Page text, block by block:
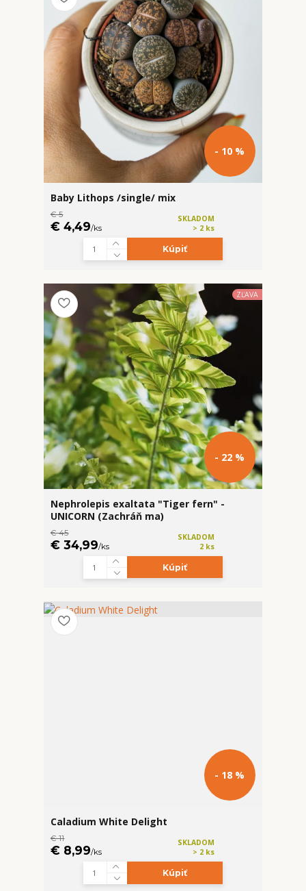
- 10 %
Baby Lithops /single/ mix
€ 5
€ 4,49/ks
SKLADOM
> 2 ks
Kúpiť
ZĽAVA
- 22 %
Nephrolepis exaltata "Tiger fern" -
UNICORN (Zachráň ma)
€ 45
€ 34,99/ks
SKLADOM
2 ks
Kúpiť
- 18 %
Caladium White Delight
€ 11
€ 8,99/ks
SKLADOM
> 2 ks
Kúpiť